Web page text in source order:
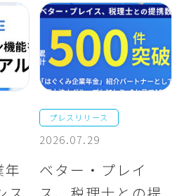
年
プレスリリース
2026.07.29
ベター・プレイ